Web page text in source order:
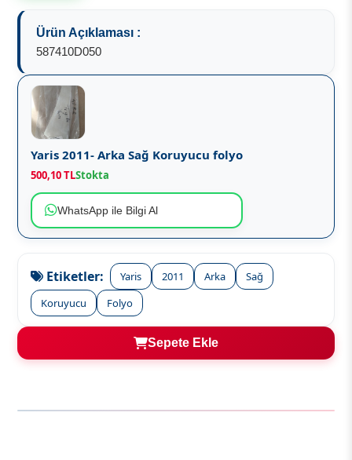
Ürün Açıklaması :
587410D050
Yaris 2011- Arka Sağ Koruyucu folyo
500,10 TLStokta
WhatsApp ile Bilgi Al
Etiketler: Yaris 2011 Arka
Sağ
Koruyucu
Folyo
Sepete Ekle